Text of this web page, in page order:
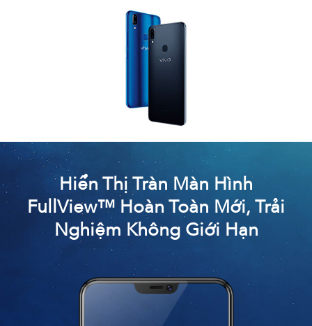
Hiển Thị Tràn Màn Hình
FullView™ Hoàn Toàn Mới,Trải
Nghiệm Không Giới Hạn